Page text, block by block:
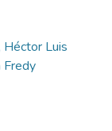
Héctor Luis
Fredy